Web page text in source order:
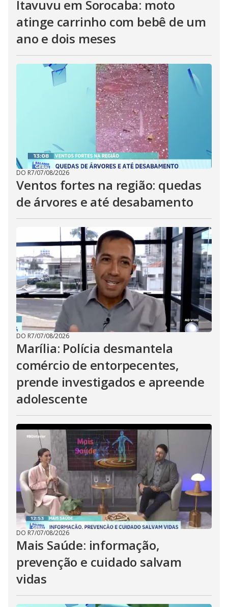
Itavuvu em Sorocaba: moto
atinge carrinho com bebê de um
ano e dois meses
DO R7/07/08/2026
Ventos fortes na região: quedas
de árvores e até desabamento
DO R7/07/08/2026
Marília: Polícia desmantela
comércio de entorpecentes,
prende investigados e apreende
adolescente
DO R7/07/08/2026
Mais Saúde: informação,
prevenção e cuidado salvam
vidas